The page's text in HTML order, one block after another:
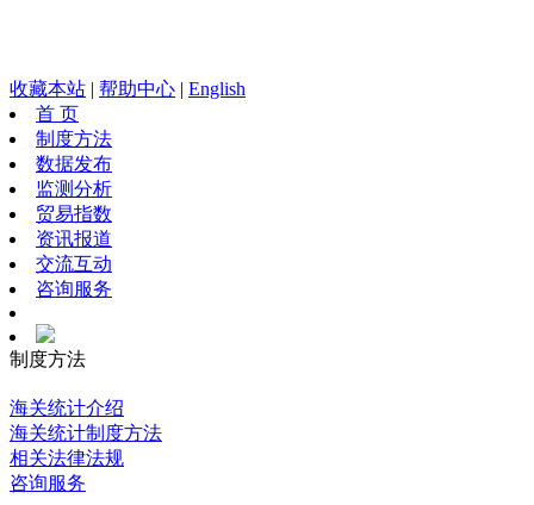
收藏本站 | 帮助中心 | English
首 页
制度方法
数据发布
监测分析
贸易指数
资讯报道
交流互动
咨询服务
制度方法
海关统计介绍
海关统计制度方法
相关法律法规
咨询服务